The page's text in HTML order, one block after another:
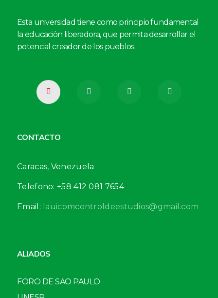
Esta universidad tiene como principio fundamental
la educación liberadora, que permita desarrollar el
potencial creador de los pueblos.
CONTACTO
Caracas, Venezuela
Telefono: +58 412 081 7654
Email: lauicomcontroldeestudios@gmail.com
ALIADOS
FORO DE SAO PAULO